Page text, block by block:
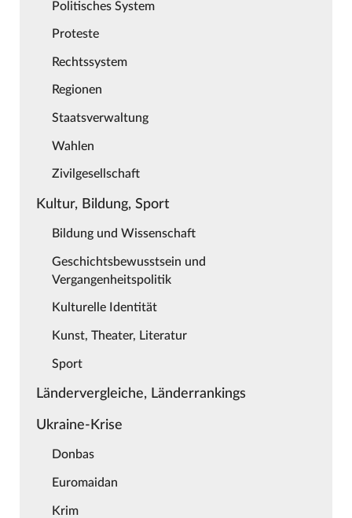
Politisches System
Proteste
Rechtssystem
Regionen
Staatsverwaltung
Wahlen
Zivilgesellschaft
Kultur, Bildung, Sport
Bildung und Wissenschaft
Geschichtsbewusstsein und
Vergangenheitspolitik
Kulturelle Identität
Kunst, Theater, Literatur
Sport
Ländervergleiche, Länderrankings
Ukraine-Krise
Donbas
Euromaidan
Krim